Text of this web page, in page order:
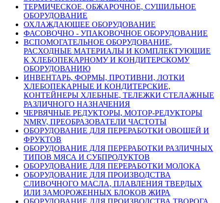
ТЕРМИЧЕСКОЕ, ОБЖАРОЧНОЕ, СУШИЛЬНОЕ
ОБОРУДОВАНИЕ
ОХЛАЖДАЮЩЕЕ ОБОРУДОВАНИЕ
ФАСОВОЧНО - УПАКОВОЧНОЕ ОБОРУДОВАНИЕ
ВСПОМОГАТЕЛЬНОЕ ОБОРУДОВАНИЕ,
РАСХОДНЫЕ МАТЕРИАЛЫ И КОМПЛЕКТУЮЩИЕ
К ХЛЕБОПЕКАРНОМУ И КОНДИТЕРСКОМУ
ОБОРУДОВАНИЮ
ИНВЕНТАРЬ, ФОРМЫ, ПРОТИВНИ, ЛОТКИ
ХЛЕБОПЕКАРНЫЕ И КОНДИТЕРСКИЕ,
КОНТЕЙНЕРЫ ХЛЕБНЫЕ, ТЕЛЕЖКИ СТЕЛАЖНЫЕ
РАЗЛИЧНОГО НАЗНАЧЕНИЯ
ЧЕРВЯЧНЫЕ РЕДУКТОРЫ, МОТОР-РЕДУКТОРЫ
NMRV, ПРЕОБРАЗОВАТЕЛИ ЧАСТОТЫ
ОБОРУДОВАНИЕ ДЛЯ ПЕРЕРАБОТКИ ОВОЩЕЙ И
ФРУКТОВ
ОБОРУДОВАНИЕ ДЛЯ ПЕРЕРАБОТКИ РАЗЛИЧНЫХ
ТИПОВ МЯСА И СУБПРОДУКТОВ
ОБОРУДОВАНИЕ ДЛЯ ПЕРЕРАБОТКИ МОЛОКА
ОБОРУДОВАНИЕ ДЛЯ ПРОИЗВОДСТВА
СЛИВОЧНОГО МАСЛА, ПЛАВЛЕНИЯ ТВЕРДЫХ
ИЛИ ЗАМОРОЖЕННЫХ БЛОКОВ ЖИРА
ОБОРУДОВАНИЕ ДЛЯ ПРОИЗВОДСТВА ТВОРОГА